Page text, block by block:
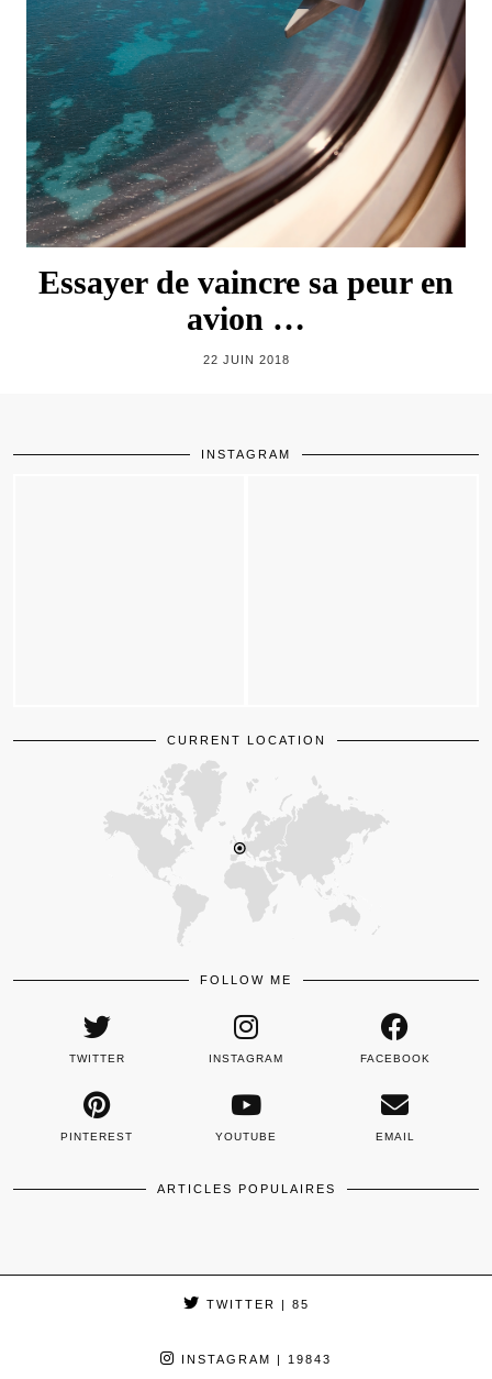
Essayer de vaincre sa peur en
avion …
22 JUIN 2018
INSTAGRAM
CURRENT LOCATION
FOLLOW ME
TWITTER INSTAGRAM FACEBOOK
PINTEREST YOUTUBE EMAIL
ARTICLES POPULAIRES
TWITTER | 85
INSTAGRAM | 19843